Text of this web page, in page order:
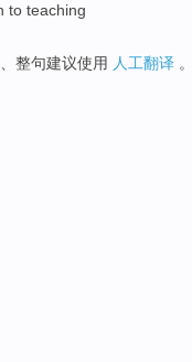
to teaching
整句建议使用 人工翻译